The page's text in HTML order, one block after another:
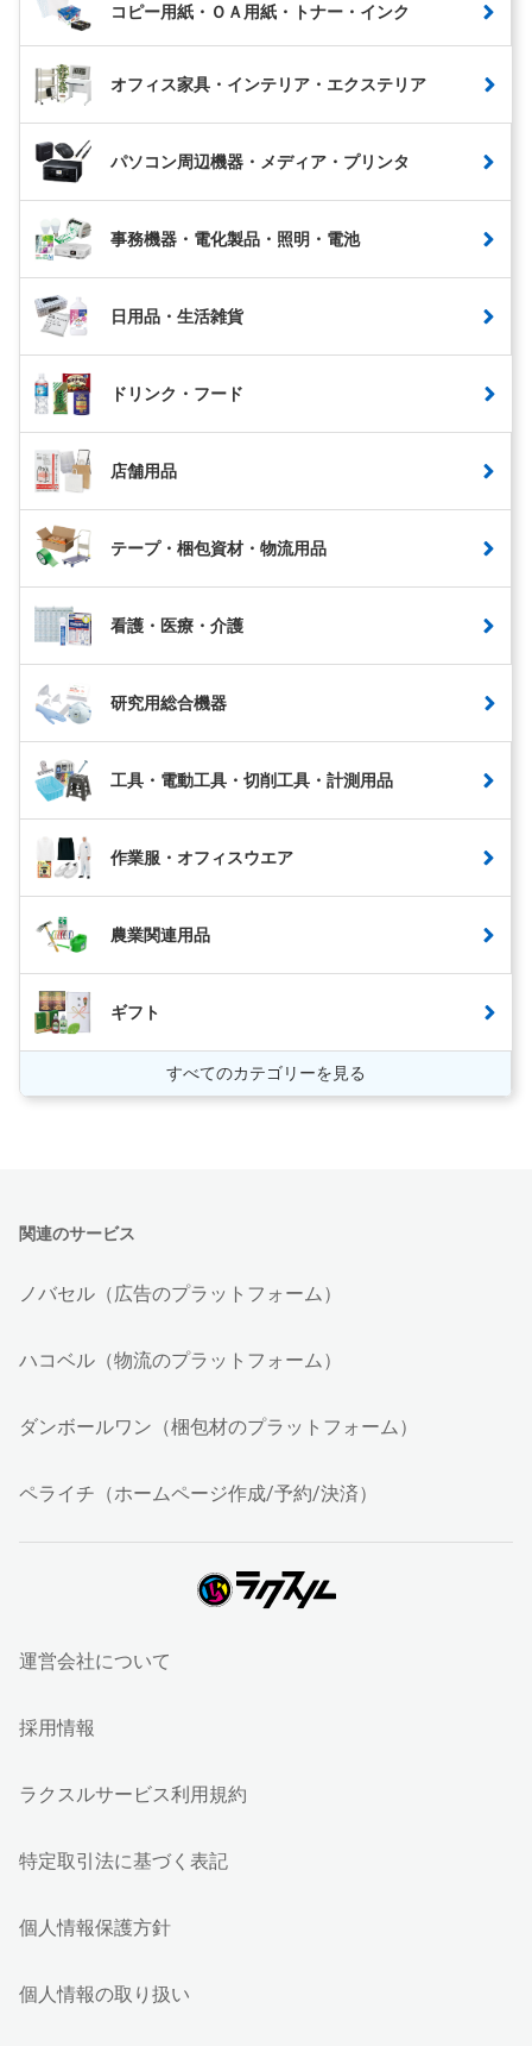
コピー用紙・ＯＡ用紙・トナー・インク
オフィス家具・インテリア・エクステリア
パソコン周辺機器・メディア・プリンタ
事務機器・電化製品・照明・電池
日用品・生活雑貨
ドリンク・フード
店舗用品
テープ・梱包資材・物流用品
看護・医療・介護
研究用総合機器
工具・電動工具・切削工具・計測用品
作業服・オフィスウエア
農業関連用品
ギフト
すべてのカテゴリーを見る
関連のサービス
ノバセル（広告のプラットフォーム）
ハコベル（物流のプラットフォーム）
ダンボールワン（梱包材のプラットフォーム）
ペライチ（ホームページ作成/予約/決済）
運営会社について
採用情報
ラクスルサービス利用規約
特定取引法に基づく表記
個人情報保護方針
個人情報の取り扱い